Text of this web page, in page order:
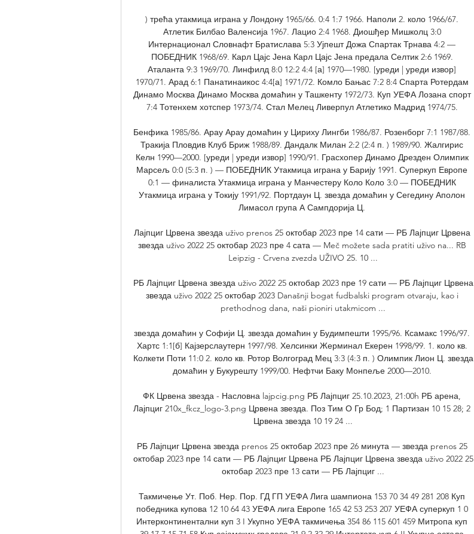
) трећа утакмица играна у Лондону 1965/66. 0:4 1:7 1966. Наполи 2. коло 1966/67.
Атлетик Билбао Валенсија 1967. Лацио 2:4 1968. Диошђер Мишколц 3:0
Интернационал Словнафт Братислава 5:3 Ујпешт Дожа Спартак Трнава 4:2 —
ПОБЕДНИК 1968/69. Карл Цајс Јена Карл Цајс Јена предала Селтик 2:6 1969.
Аталанта 9:3 1969/70. Линфилд 8:0 12:2 4:4 [а] 1970—1980. [уреди | уреди извор]
1970/71. Арад 6:1 Панатинаикос 4:4[а] 1971/72. Комло Бањас 7:2 8:4 Спарта Ротердам
Динамо Москва Динамо Москва домаћин у Ташкенту 1972/73. Куп УЕФА Лозана спорт
7:4 Тотенхем хотспер 1973/74. Стал Мелец Ливерпул Атлетико Мадрид 1974/75.
Бенфика 1985/86. Арау Арау домаћин у Цириху Лингби 1986/87. Розенборг 7:1 1987/88.
Тракија Пловдив Клуб Бриж 1988/89. Дандалк Милан 2:2 (2:4 п. ) 1989/90. Жалгирис
Келн 1990—2000. [уреди | уреди извор] 1990/91. Грасхопер Динамо Дрезден Олимпик
Марсељ 0:0 (5:3 п. ) — ПОБЕДНИК Утакмица играна у Барију 1991. Суперкуп Европе
0:1 — финалиста Утакмица играна у Манчестеру Коло Коло 3:0 — ПОБЕДНИК
Утакмица играна у Токију 1991/92. Портдаун Ц. звезда домаћин у Сегедину Аполон
Лимасол група А Сампдорија Ц.
Лајпциг Црвена звезда uživo prenos 25 октобар 2023 пре 14 сати — РБ Лајпциг Црвена
звезда uživo 2022 25 октобар 2023 пре 4 сата — Meč možete sada pratiti uživo na... RB
Leipzig - Crvena zvezda UŽIVO 25. 10 ...
РБ Лајпциг Црвена звезда uživo 2022 25 октобар 2023 пре 19 сати — РБ Лајпциг Црвена
звезда uživo 2022 25 октобар 2023 Današnji bogat fudbalski program otvaraju, kao i
prethodnog dana, naši pioniri utakmicom ...
звезда домаћин у Софији Ц. звезда домаћин у Будимпешти 1995/96. Ксамакс 1996/97.
Хартс 1:1[б] Кајзерслаутерн 1997/98. Хелсинки Жерминал Екерен 1998/99. 1. коло кв.
Колкети Поти 11:0 2. коло кв. Ротор Волгоград Мец 3:3 (4:3 п. ) Олимпик Лион Ц. звезда
домаћин у Букурешту 1999/00. Нефтчи Баку Монпеље 2000—2010.
ФК Црвена звезда - Насловна lajpcig.png РБ Лајпциг 25.10.2023, 21:00h РБ арена,
Лајпциг 210x_fkcz_logo-3.png Црвена звезда. Поз Тим О Гр Бод; 1 Партизан 10 15 28; 2
Црвена звезда 10 19 24 ...
РБ Лајпциг Црвена звезда prenos 25 октобар 2023 пре 26 минута — звезда prenos 25
октобар 2023 пре 14 сати — РБ Лајпциг Црвена РБ Лајпциг Црвена звезда uživo 2022 25
октобар 2023 пре 13 сати — РБ Лајпциг ...
Такмичење Ут. Поб. Нер. Пор. ГД ГП УЕФА Лига шампиона 153 70 34 49 281 208 Куп
победника купова 12 10 64 43 УЕФА лига Европе 165 42 53 253 207 УЕФА суперкуп 1 0
Интерконтинентални куп 3 I Укупно УЕФА такмичења 354 86 115 601 459 Митропа куп